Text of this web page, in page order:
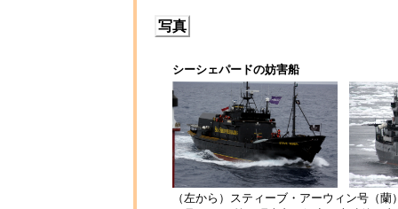
写真
シーシェパードの妨害船
（左から）スティーブ・アーウィン号（